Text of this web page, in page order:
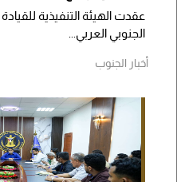
عقدت الهيئة التنفيذية
الجنوبي العربي...
أخبار الجنوب